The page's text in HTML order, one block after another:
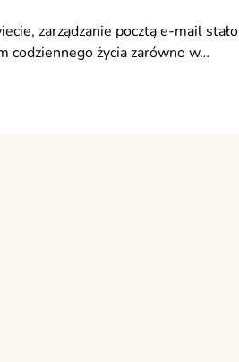
zarządzanie pocztą e-mail stało
codziennego życia zarówno w…